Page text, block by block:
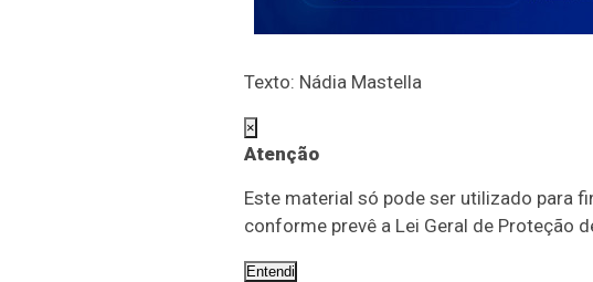
Texto: Nádia Mastella
×
Atenção
Este material só pode ser utilizado para
conforme prevê a Lei Geral de Proteção
Entendi